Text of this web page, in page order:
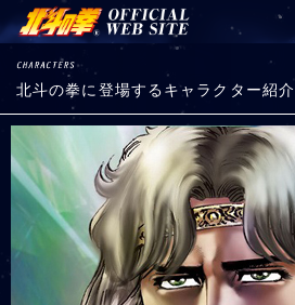
北斗の拳に登場するキャラクター紹介